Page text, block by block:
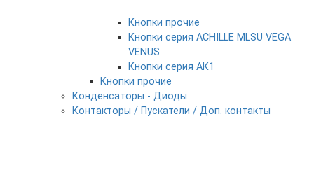
Кнопки прочие
Кнопки серия ACHILLE MLSU VEGA
VENUS
Кнопки серия АК1
Кнопки прочие
Конденсаторы - Диоды
Контакторы / Пускатели / Доп. контакты